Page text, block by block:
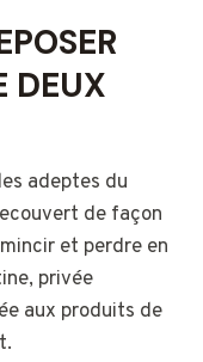
DEUX
adeptes du
de façon
et perdre en
privée
aux produits de